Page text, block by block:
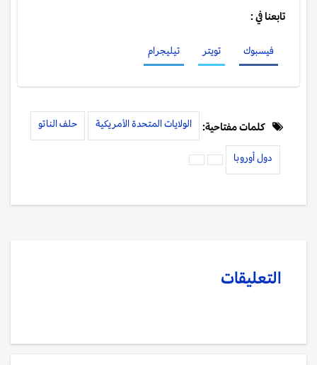
تابعنا في :
فيسبوك تويتر تيليجرام
كلمات مفتاحية: الولايات المتحدة الأمريكية حلف الناتو
دول أوروبا
التعليقات